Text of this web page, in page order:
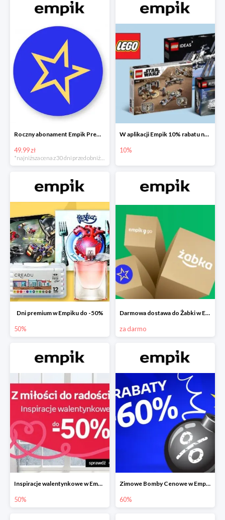
Roczny abonament Empik Premium w super cenie
49.99 zł
*najniższa cena z 30 dni przed obniżką
W aplikacji Empik 10% rabatu na klocki LEGO
10%
Dni premium w Empiku do -50%
50%
Darmowa dostawa do Żabki w Empiku
za darmo
Inspiracje walentynkowe w Empiku do -50%
50%
Zimowe Bomby Cenowe w Empiku do -60%
60%